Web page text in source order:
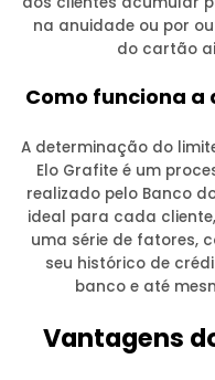
na anuidade ou por
do cartão
Como funciona
A determinação do
Elo Grafite é um
realizado pelo Banco
ideal para cada
uma série de fatores,
seu histórico de
banco e até
Vantagens